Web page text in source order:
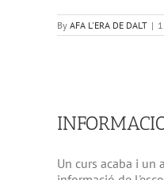
By AFA L'ERA DE DALT |
Un curs acaba i un